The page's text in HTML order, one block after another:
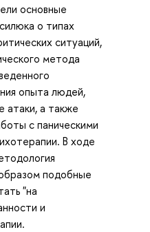
основные
о типах
ситуаций,
метода
опыта людей,
атаки, а также
с паническими
В ходе
подобные
"на
и